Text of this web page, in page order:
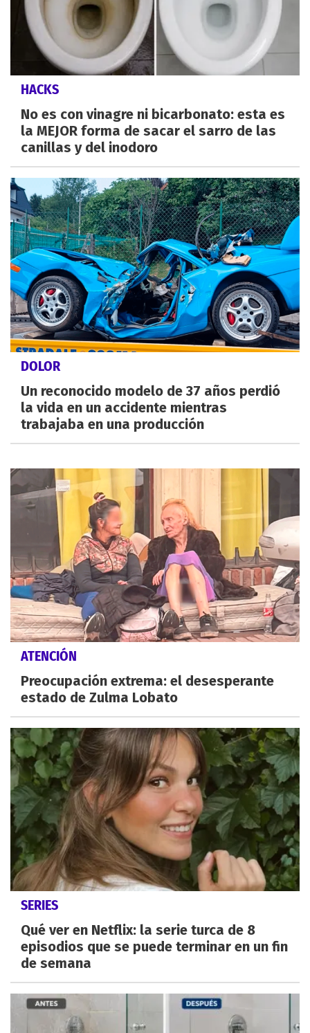
HACKS
No es con vinagre ni bicarbonato: esta es
la MEJOR forma de sacar el sarro de las
canillas y del inodoro
DOLOR
Un reconocido modelo de 37 años perdió
la vida en un accidente mientras
trabajaba en una producción
ATENCIÓN
Preocupación extrema: el desesperante
estado de Zulma Lobato
SERIES
Qué ver en Netflix: la serie turca de 8
episodios que se puede terminar en un fin
de semana